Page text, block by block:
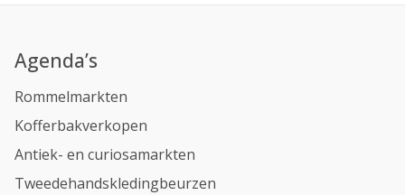
Agenda’s
Rommelmarkten
Kofferbakverkopen
Antiek- en curiosamarkten
Tweedehandskledingbeurzen